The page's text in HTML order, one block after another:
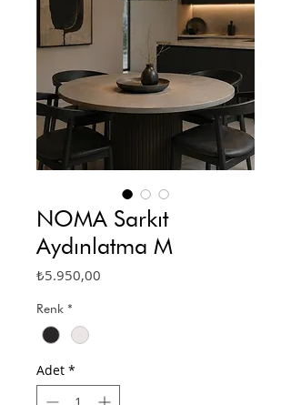
NOMA Sarkıt
Aydınlatma M
₺5.950,00
Renk *
Adet *